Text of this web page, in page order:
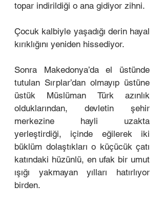
topar indirildiği o ana gidiyor zihni.
Çocuk kalbiyle yaşadığı derin hayal
kırıklığını yeniden hissediyor.
Sonra Makedonya’da el üstünde
tutulan Sırplar’dan olmayıp üstüne
üstük Müslüman Türk azınlık
olduklarından, devletin şehir
merkezine hayli uzakta
yerleştirdiği, içinde eğilerek iki
büklüm dolaştıkları o küçücük çatı
katındaki hüzünlü, en ufak bir umut
ışığı yakmayan yılları hatırlıyor
birden.